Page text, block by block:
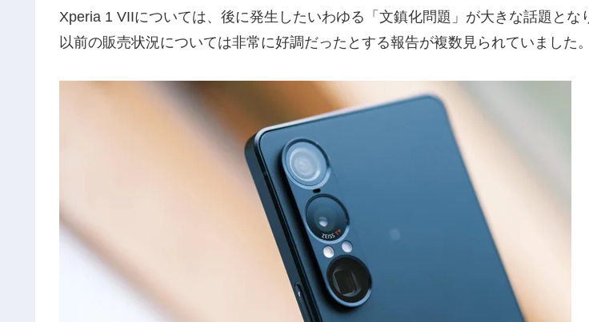
Xperia 1 VIIについては、後に発生したいわゆる「文鎮化問題」が大きな話題とな
以前の販売状況については非常に好調だったとする報告が複数見られていました。